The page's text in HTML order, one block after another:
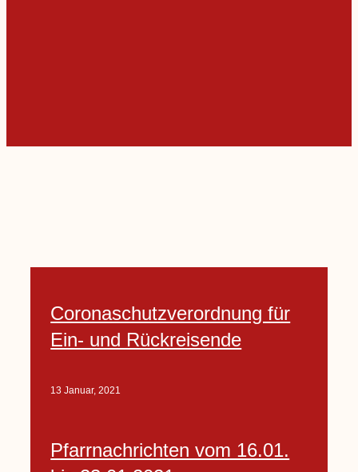
Coronaschutzverordnung für
Ein- und Rückreisende
13 Januar, 2021
Pfarrnachrichten vom 16.01.